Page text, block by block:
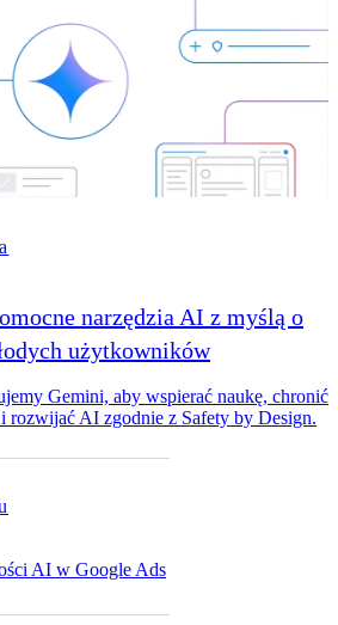
narzędzia AI z myślą o
użytkowników
Gemini, aby wspierać naukę, chronić
rozwijać AI zgodnie z Safety by Design.
AI w Google Ads